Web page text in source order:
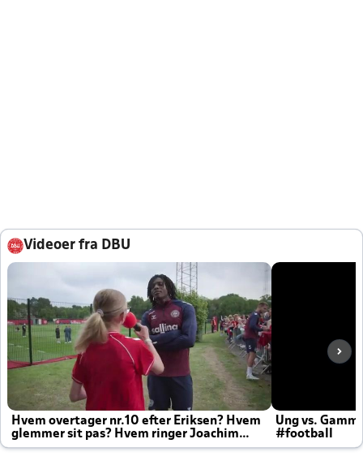
Videoer fra DBU
Hvem overtager nr.10 efter Eriksen? Hvem
glemmer sit pas? Hvem ringer Joachim
altid til efter kampe?
Ung vs.
#football